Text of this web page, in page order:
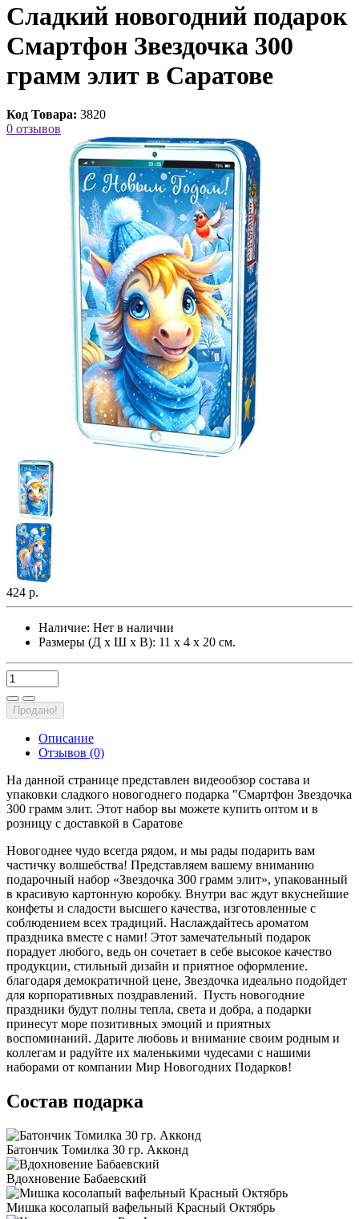
Сладкий новогодний подарок
Смартфон Звездочка 300
грамм элит в Саратове
Код Товара: 3820
0 отзывов
424 р.
Наличие: Нет в наличии
Размеры (Д х Ш х В): 11 х 4 х 20 см.
Продано!
Описание
Отзывов (0)
На данной странице представлен видеообзор состава и
упаковки сладкого новогоднего подарка "Смартфон Звездочка
300 грамм элит. Этот набор вы можете купить оптом и в
розницу с доставкой в Саратове
Новогоднее чудо всегда рядом, и мы рады подарить вам
частичку волшебства! Представляем вашему вниманию
подарочный набор «Звездочка 300 грамм элит», упакованный
в красивую картонную коробку. Внутри вас ждут вкуснейшие
конфеты и сладости высшего качества, изготовленные с
соблюдением всех традиций. Наслаждайтесь ароматом
праздника вместе с нами! Этот замечательный подарок
порадует любого, ведь он сочетает в себе высокое качество
продукции, стильный дизайн и приятное оформление.
благодаря демократичной цене, Звездочка идеально подойдет
для корпоративных поздравлений. Пусть новогодние
праздники будут полны тепла, света и добра, а подарки
принесут море позитивных эмоций и приятных
воспоминаний. Дарите любовь и внимание своим родным и
коллегам и радуйте их маленькими чудесами с нашими
наборами от компании Мир Новогодних Подарков!
Состав подарка
Батончик Томилка 30 гр. Акконд
Вдохновение Бабаевский
Мишка косолапый вафельный Красный Октябрь